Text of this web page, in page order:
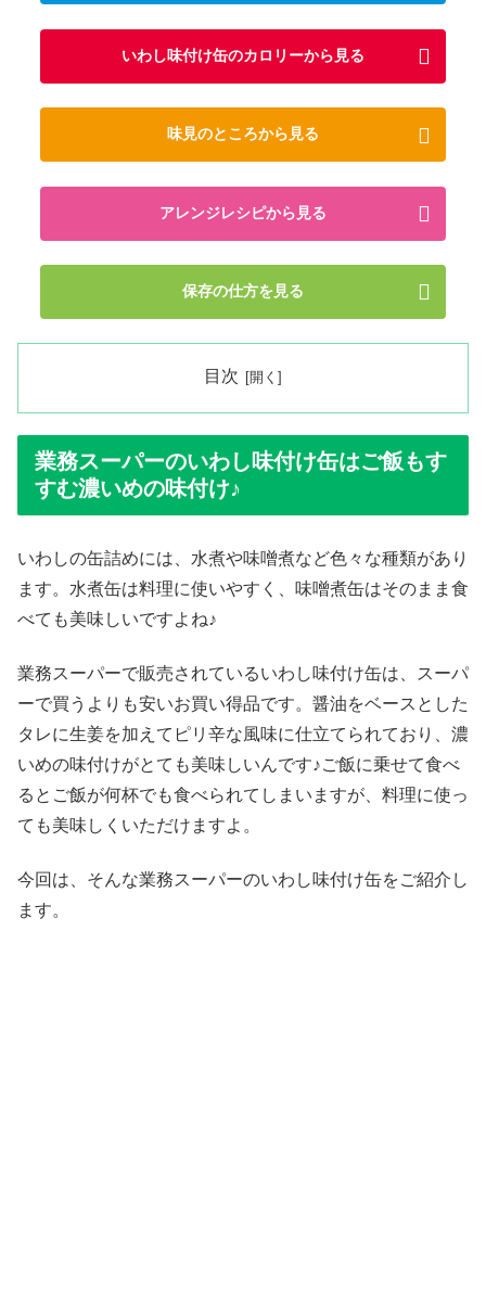
いわし味付け缶のカロリーから見る
味見のところから見る
アレンジレシピから見る
保存の仕方を見る
目次
業務スーパーのいわし味付け缶はご飯もす
すむ濃いめの味付け♪
いわしの缶詰めには、水煮や味噌煮など色々な種類があり
ます。水煮缶は料理に使いやすく、味噌煮缶はそのまま食
べても美味しいですよね♪
業務スーパーで販売されているいわし味付け缶は、スーパ
ーで買うよりも安いお買い得品です。醤油をベースとした
タレに生姜を加えてピリ辛な風味に仕立てられており、濃
いめの味付けがとても美味しいんです♪ご飯に乗せて食べ
るとご飯が何杯でも食べられてしまいますが、料理に使っ
ても美味しくいただけますよ。
今回は、そんな業務スーパーのいわし味付け缶をご紹介し
ます。